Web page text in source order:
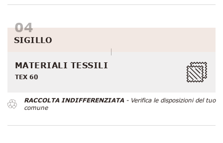
SIGILLO
MATERIALI TESSILI
TEX 60
RACCOLTA INDIFFERENZIATA- Verifica le disposizioni del tuo
comune